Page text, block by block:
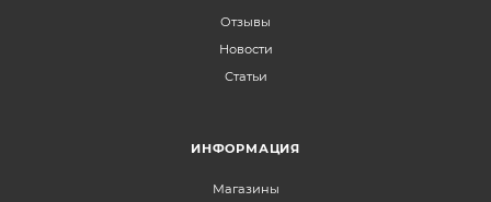
Отзывы
Новости
Статьи
ИНФОРМАЦИЯ
Магазины